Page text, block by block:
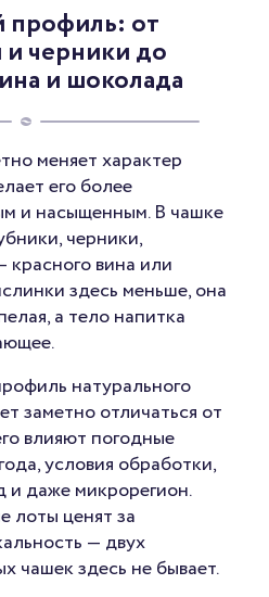
профиль: от
черники до
и шоколада
меняет характер
его более
и насыщенным. В чашке
черники,
красного вина или
здесь меньше, она
а тело напитка
натурального
заметно отличаться от
влияют погодные
условия обработки,
и даже микрорегион.
лоты ценят за
— двух
чашек здесь не бывает.